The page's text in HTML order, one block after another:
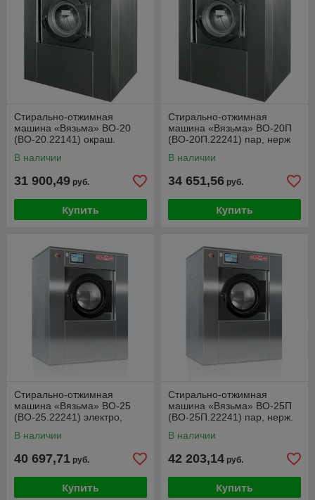
Стирально-отжимная
машина «Вязьма» ВО-20
(ВО-20.22141) окраш.
В наличии
31 900,49 руб.
Купить
Стирально-отжимная
машина «Вязьма» ВО-20П
(ВО-20П.22241) пар, нерж
В наличии
34 651,56 руб.
Купить
Стирально-отжимная
машина «Вязьма» ВО-25
(ВО-25.22241) электро,
В наличии
40 697,71 руб.
Купить
Стирально-отжимная
машина «Вязьма» ВО-25П
(ВО-25П.22241) пар, нерж.
В наличии
42 203,14 руб.
Купить